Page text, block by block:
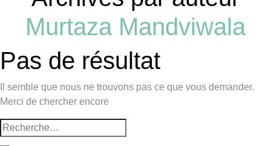
Murtaza Mandviwala
Pas de résultat
Il semble que nous ne trouvons pas ce que vous demander.
Merci de chercher encore